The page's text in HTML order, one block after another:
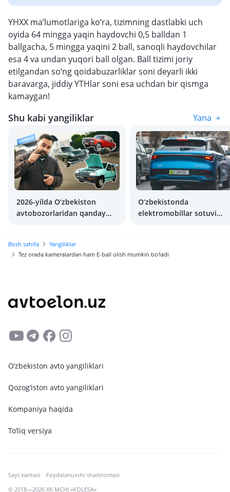
YHXX ma’lumotlariga ko‘ra, tizimning dastlabki uch
oyida 64 mingga yaqin haydovchi 0,5 balldan 1
ballgacha, 5 mingga yaqini 2 ball, sanoqli haydovchilar
esa 4 va undan yuqori ball olgan. Ball tizimi joriy
etilgandan so‘ng qoidabuzarliklar soni deyarli ikki
baravarga, jiddiy YTHlar soni esa uchdan bir qismga
kamaygan!
Shu kabi yangiliklar Yana
2026-yilda O‘zbekiston
avtobozorlaridan qanday
O‘zbekistonda
elektromobillar sotuvi
Bosh sahifa
Yangiliklar
Tez orada kameralardan ham E-ball olish mumkin bo‘ladi
O‘zbekiston avto yangiliklari
Qozog‘iston avto yangiliklari
Kompaniya haqida
To‘liq versiya
Sayt xaritasi
Foydalanuvchi shartnomasi
© 2018—2026 XK MCHJ «KOLESA»